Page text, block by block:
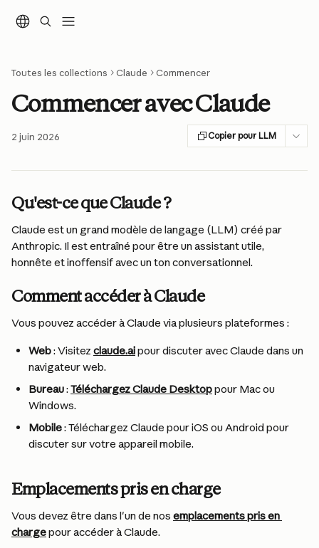
Toutes les collections Claude Commencer
Commencer avec Claude
2 juin 2026 Copier pour LLM
Qu'est-ce que Claude ?
Claude est un grand modèle de langage (LLM) créé par
Anthropic. Il est entraîné pour être un assistant utile,
honnête et inoffensif avec un ton conversationnel.
Comment accéder à Claude
Vous pouvez accéder à Claude via plusieurs plateformes :
Web : Visitez claude.ai pour discuter avec Claude dans un
navigateur web.
Bureau : Téléchargez Claude Desktop pour Mac ou
Windows.
Mobile : Téléchargez Claude pour iOS ou Android pour
discuter sur votre appareil mobile.
Emplacements pris en charge
Vous devez être dans l'un de nos emplacements pris en
charge pour accéder à Claude.